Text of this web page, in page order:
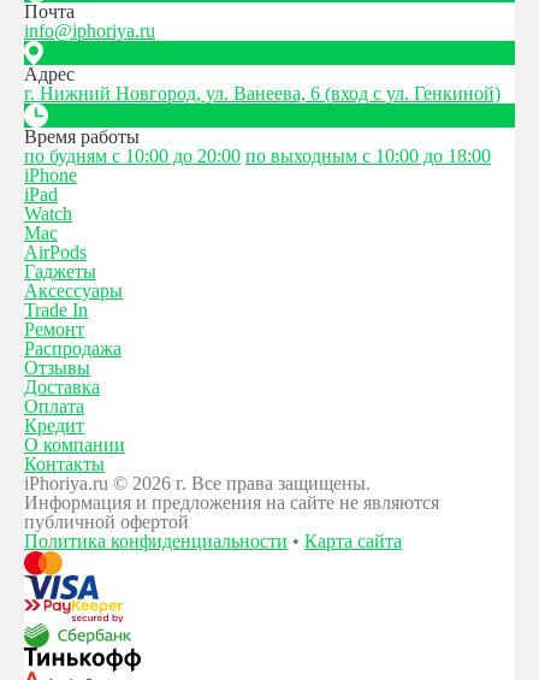
Почта
info@iphoriya.ru
Адрес
г. Нижний Новгород, ул. Ванеева, 6 (вход с ул. Генкиной)
Время работы
по будням с 10:00 до 20:00 по выходным с 10:00 до 18:00
iPhone
iPad
Watch
Mac
AirPods
Гаджеты
Аксессуары
Trade In
Ремонт
Распродажа
Отзывы
Доставка
Оплата
Кредит
О компании
Контакты
iPhoriya.ru © 2026 г. Все права защищены.
Информация и предложения на сайте не являются
публичной офертой
Политика конфиденциальности • Карта сайта